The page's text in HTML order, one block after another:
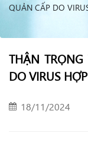
QUẢN CẤP DO
THẬN
DO VIRUS
18/11/2024